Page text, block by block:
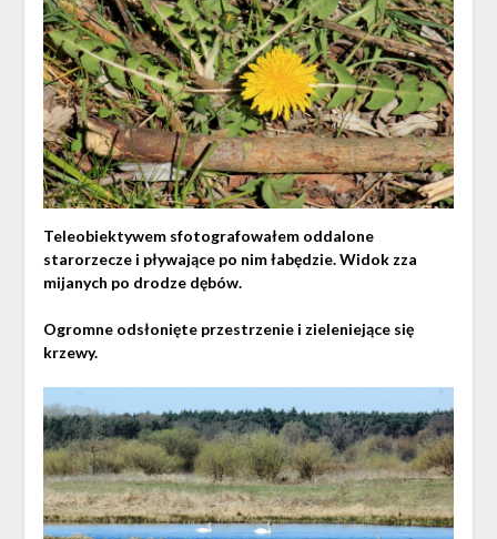
Teleobiektywem sfotografowałem oddalone
starorzecze i pływające po nim łabędzie. Widok zza
mijanych po drodze dębów.
Ogromne odsłonięte przestrzenie i zieleniejące się
krzewy.